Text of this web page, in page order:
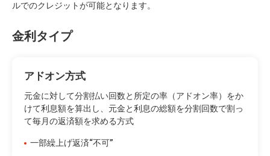
ルでのクレジットが可能となります。
金利タイプ
アドオン方式
元金に対して分割払い回数と所定の率（アドオン率）をか
けて利息額を算出し、元金と利息の総額を分割回数で割っ
て毎月の返済額を求める方式
一部繰上げ返済“不可”